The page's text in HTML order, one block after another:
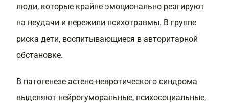
люди, которые крайне эмоционально реагируют
на неудачи и пережили психотравмы. В группе
риска дети, воспитывающиеся в авторитарной
обстановке.
В патогенезе астено-невротического синдрома
выделяют нейрогуморальные, психосоциальные,